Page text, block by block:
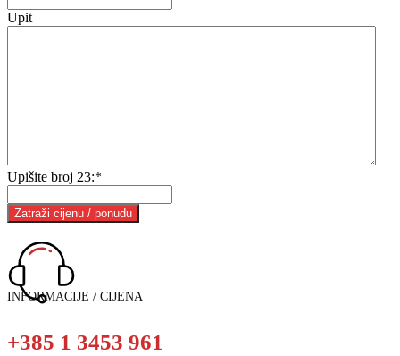
Upit
Upišite broj 23:*
INFORMACIJE / CIJENA
+385 1 3453 961